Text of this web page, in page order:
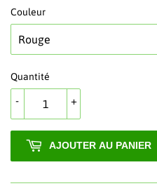
Couleur
Quantité
+
-
AJOUTER AU PANIER